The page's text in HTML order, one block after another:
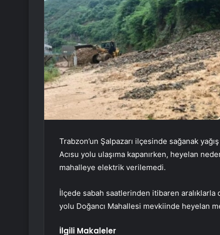
Trabzon’un Şalpazarı ilçesinde sağanak
Acısu yolu ulaşıma kapanırken, heyelan
mahalleye elektrik verilemedi.
İlçede sabah saatlerinden itibaren aralıklarla
yolu Doğancı Mahallesi mevkiinde heyelan
İlgili Makaleler